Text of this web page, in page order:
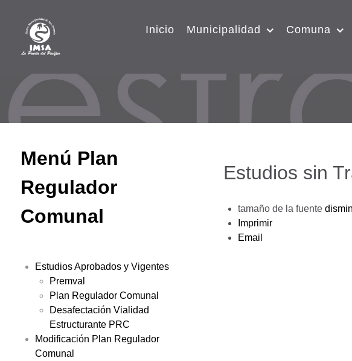
Inicio Municipalidad Comuna
Menú Plan
Regulador
Comunal
Estudios Aprobados y Vigentes
Premval
Plan Regulador Comunal
Desafectación Vialidad
Estructurante PRC
Modificación Plan Regulador
Comunal
Estudios sin
tamaño de la fuente
Imprimir
Email